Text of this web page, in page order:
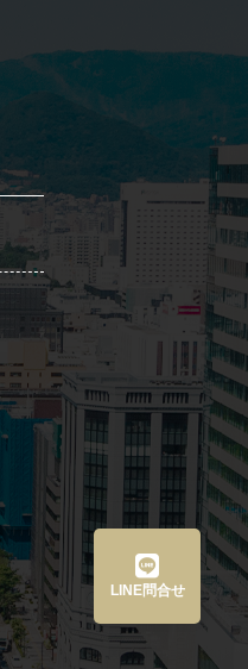
LINE問合せ